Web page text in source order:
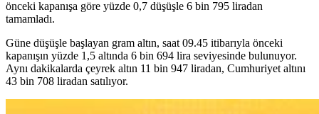
önceki kapanışa göre yüzde 0,7 düşüşle 6 bin 795 liradan
tamamladı.
Güne düşüşle başlayan gram altın, saat 09.45 itibarıyla önceki
kapanışın yüzde 1,5 altında 6 bin 694 lira seviyesinde bulunuyor.
Aynı dakikalarda çeyrek altın 11 bin 947 liradan, Cumhuriyet altını
43 bin 708 liradan satılıyor.